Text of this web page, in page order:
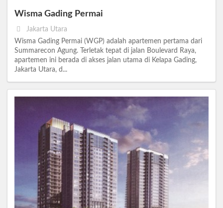
Wisma Gading Permai
Jakarta Utara
Wisma Gading Permai (WGP) adalah apartemen pertama dari
Summarecon Agung. Terletak tepat di jalan Boulevard Raya,
apartemen ini berada di akses jalan utama di Kelapa Gading,
Jakarta Utara, d...